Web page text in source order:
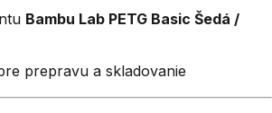
Bambu Lab PETG Basic Šedá /
prepravu a skladovanie